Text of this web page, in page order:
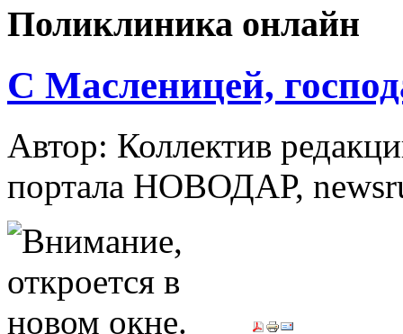
Поликлиника онлайн
С Масленицей,
Автор: Коллектив
портала НОВОДАР,